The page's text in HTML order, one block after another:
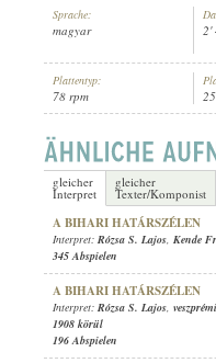
Sprache:
magyar 2'
Plattentyp:
78 rpm
gleicher
Interpret
gleicher
Texter/Komponist
A BIHARI HATÁRSZÉLEN
Interpret: Rózsa S. Lajos, Kende
345 Abspielen
A BIHARI HATÁRSZÉLEN
Interpret: Rózsa S. Lajos,
1908 körül
196 Abspielen